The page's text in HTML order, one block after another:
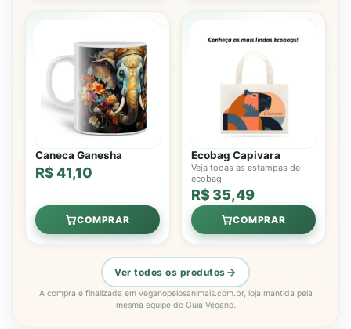
Caneca Ganesha
R$ 41,10
COMPRAR
Ecobag Capivara
Veja todas as estampas de
ecobag
R$ 35,49
COMPRAR
Ver todos os produtos
A compra é finalizada em veganopelosanimais.com.br, loja mantida pela
mesma equipe do Guia Vegano.